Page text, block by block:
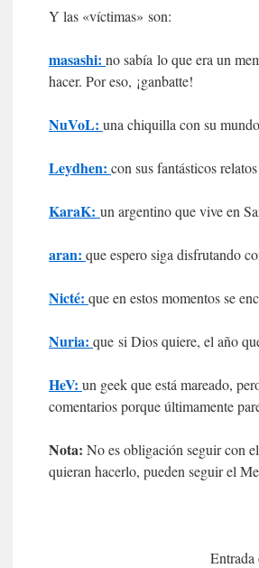
Y las «víctimas» son:
masashi: no sabía lo que era un
hacer. Por eso, ¡ganbatte!
NuVoL: una chiquilla con su
Leydhen: con sus fantásticos relatos
KaraK: un argentino que vive en
aran: que espero siga disfrutando
Nicté: que en estos momentos se
Nuria: que si Dios quiere, el año
HeV: un geek que está mareado,
comentarios porque últimamente
Nota: No es obligación seguir con
quieran hacerlo, pueden seguir el